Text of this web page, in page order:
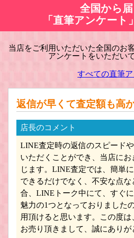
hpi/エイチピーアイ・レーシング ミニ
Bburago/ブラーゴ ミニカー買取
全国から届
「直筆アンケート
当店をご利用いただいた全国のお
アンケートをいただい
すべての直筆
返信が早くて査定額も高
店長のコメント
LINE査定時の返信のスピード
いただくことができ、当店に
じます。LINE査定では、簡単
できるだけでなく、不安な点
合、LINEトーク中にて、すぐ
魅力の1つとなっておりました
用頂けると思います。この度
お売り頂きまして、誠にありが